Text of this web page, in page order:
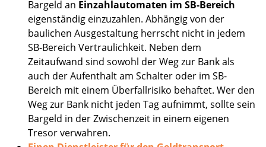
Bargeld an Einzahlautomaten im SB-Bereich
eigenständig einzuzahlen. Abhängig von der
baulichen Ausgestaltung herrscht nicht in jedem
SB-Bereich Vertraulichkeit. Neben dem
Zeitaufwand sind sowohl der Weg zur Bank als
auch der Aufenthalt am Schalter oder im SB-
Bereich mit einem Überfallrisiko behaftet. Wer den
Weg zur Bank nicht jeden Tag aufnimmt, sollte sein
Bargeld in der Zwischenzeit in einem eigenen
Tresor verwahren.